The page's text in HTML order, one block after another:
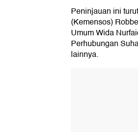
Peninjauan ini
(Kemensos)
Umum Wida
Perhubungan
lainnya.